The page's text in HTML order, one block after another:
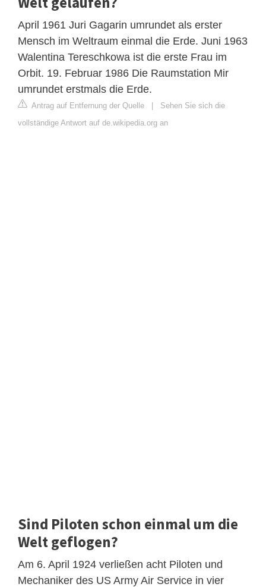
April 1961 Juri Gagarin umrundet als erster
Mensch im Weltraum einmal die Erde. Juni 1963
Walentina Tereschkowa ist die erste Frau im
Orbit. 19. Februar 1986 Die Raumstation Mir
umrundet erstmals die Erde.
Antrag auf Entfernung der Quelle | Sehen Sie sich die
vollständige Antwort auf de.wikipedia.org an
Sind Piloten schon einmal um die
Welt geflogen?
Am 6. April 1924 verließen acht Piloten und
Mechaniker des US Army Air Service in vier